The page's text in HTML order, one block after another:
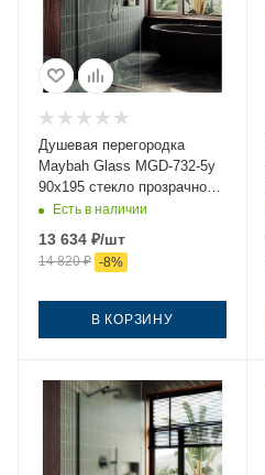
Душевая перегородка
Maybah Glass MGD-732-5у
90х195 стекло прозрачное
профиль хром
Есть в наличии
13 634 ₽/шт
14 820₽ -8%
В КОРЗИНУ